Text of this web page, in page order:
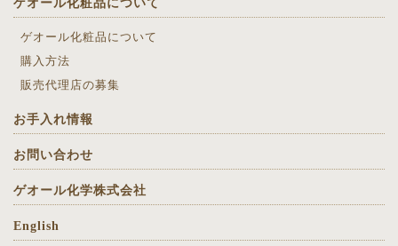
ゲオール化粧品について
ゲオール化粧品について
購入方法
販売代理店の募集
お手入れ情報
お問い合わせ
ゲオール化学株式会社
English